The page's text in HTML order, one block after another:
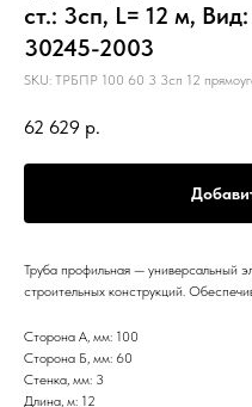
ст.: 3сп, L= 12 м,
30245-2003
SKU: ТРБПР 100 60 3 3сп 12
62 629 р.
Труба профильная — универсальный
строительных конструкций.
Сторона А, мм: 100
Сторона Б, мм: 60
Стенка, мм: 3
Длина, м: 12